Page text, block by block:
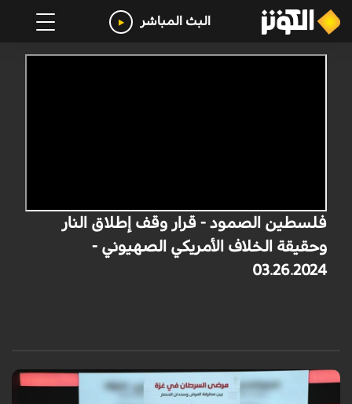
البث المباشر
فلسطين الصمود - قرار وقف إطلاق النار
وحقيقة الخلاف الأمريكي الصهيوني -
03.26.2024